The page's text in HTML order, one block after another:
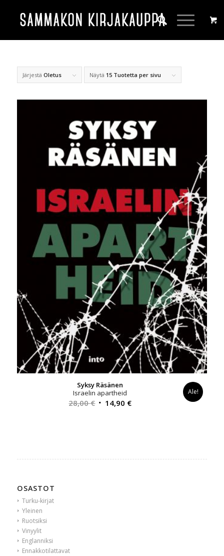
Järjestä Oletus Näytä 15 Tuotetta per sivu
Syksy Räsänen
Israelin apartheid
28,00€ Alkuperäinen
14,90 €Nykyinen
Ale!
OSASTOT
Turku-kirjat
Yleinen
Ruotsiksi
Vinyylit
Englanniksi
Ennakkotilattavat